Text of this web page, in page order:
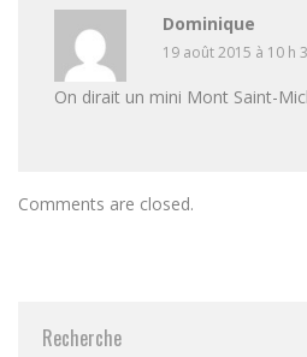
Dominique
19 août 2015 à 10 h
On dirait un mini Mont Saint-
Comments are closed.